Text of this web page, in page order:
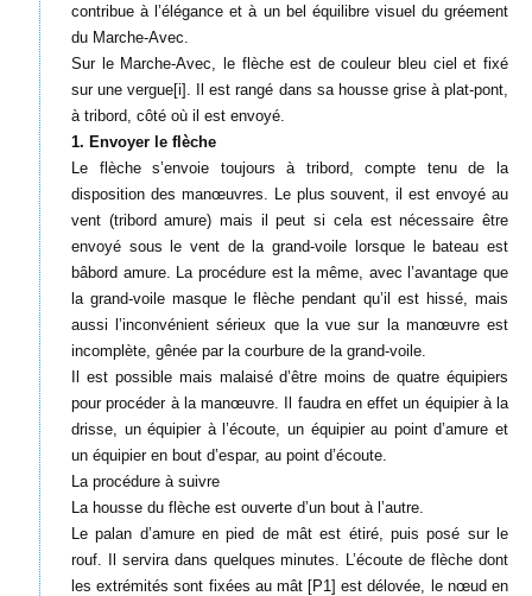
contribue à l’élégance et à un bel équilibre visuel du gréement
du Marche-Avec.
Sur le Marche-Avec, le flèche est de couleur bleu ciel et fixé
sur une vergue[i]. Il est rangé dans sa housse grise à plat-pont,
à tribord, côté où il est envoyé.
1. Envoyer le flèche
Le flèche s’envoie toujours à tribord, compte tenu de la
disposition des manœuvres. Le plus souvent, il est envoyé au
vent (tribord amure) mais il peut si cela est nécessaire être
envoyé sous le vent de la grand-voile lorsque le bateau est
bâbord amure. La procédure est la même, avec l’avantage que
la grand-voile masque le flèche pendant qu’il est hissé, mais
aussi l’inconvénient sérieux que la vue sur la manœuvre est
incomplète, gênée par la courbure de la grand-voile.
Il est possible mais malaisé d’être moins de quatre équipiers
pour procéder à la manœuvre. Il faudra en effet un équipier à la
drisse, un équipier à l’écoute, un équipier au point d’amure et
un équipier en bout d’espar, au point d’écoute.
La procédure à suivre
La housse du flèche est ouverte d’un bout à l’autre.
Le palan d’amure en pied de mât est étiré, puis posé sur le
rouf. Il servira dans quelques minutes. L’écoute de flèche dont
les extrémités sont fixées au mât [P1] est délovée, le nœud en